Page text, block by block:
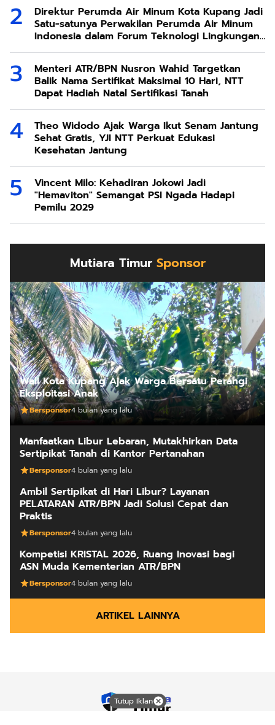
Direktur Perumda Air Minum Kota Kupang Jadi
Satu-satunya Perwakilan Perumda Air Minum
Indonesia dalam Forum Teknologi Lingkungan
di Taiwan
Menteri ATR/BPN Nusron Wahid Targetkan
Balik Nama Sertifikat Maksimal 10 Hari, NTT
Dapat Hadiah Natal Sertifikasi Tanah
Theo Widodo Ajak Warga Ikut Senam Jantung
Sehat Gratis, YJI NTT Perkuat Edukasi
Kesehatan Jantung
Vincent Milo: Kehadiran Jokowi Jadi
"Hemaviton" Semangat PSI Ngada Hadapi
Pemilu 2029
Mutiara Timur Sponsor
Wali Kota Kupang Ajak Warga Bersatu Perangi
Eksploitasi Anak
Bersponsor4 bulan yang lalu
Manfaatkan Libur Lebaran, Mutakhirkan Data
Sertipikat Tanah di Kantor Pertanahan
Bersponsor4 bulan yang lalu
Ambil Sertipikat di Hari Libur? Layanan
PELATARAN ATR/BPN Jadi Solusi Cepat dan
Praktis
Bersponsor4 bulan yang lalu
Kompetisi KRISTAL 2026, Ruang Inovasi bagi
ASN Muda Kementerian ATR/BPN
Bersponsor4 bulan yang lalu
ARTIKEL LAINNYA
Tutup Iklan